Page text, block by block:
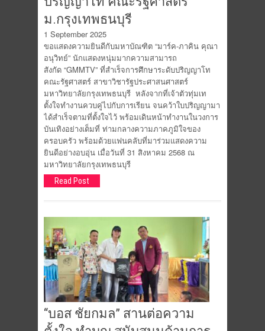
ม.กรุงเทพธนบุรี
1 September 2025
ขอแสดงความยินดีกับมหาบัณฑิต “มาร์ค-ภาคิน คุณา
อนุวิทย์” นักแสดงหนุ่มมากความสามารถ
สังกัด “GMMTV” ที่สำเร็จการศึกษาระดับปริญญาโท
คณะรัฐศาสตร์ สาขาวิชารัฐประศาสนศาสตร์
มหาวิทยาลัยกรุงเทพธนบุรี หลังจากที่เจ้าตัวทุ่มเท
ตั้งใจทำงานควบคู่ไปกับการเรียน จนคว้าใบปริญญามา
ได้สำเร็จตามที่ตั้งใจไว้ พร้อมเดินหน้าทำงานในวงการ
บันเทิงอย่างเต็มที่ ท่ามกลางความภาคภูมิใจของ
ครอบครัว พร้อมด้วยแฟนคลับที่มาร่วมแสดงความ
ยินดีอย่างอบอุ่น เมื่อวันที่ 31 สิงหาคม 2568 ณ
มหาวิทยาลัยกรุงเทพธนบุรี
Read Post
“บอส ชัยกมล” สานต่อความ